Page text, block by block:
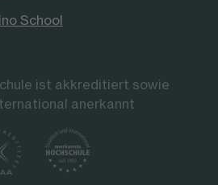
School
ist akkreditiert sowie
anerkannt